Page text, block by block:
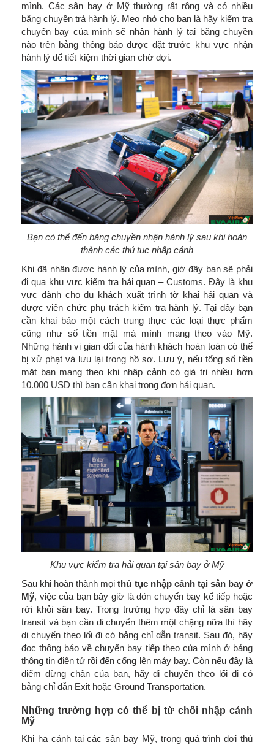
mình. Các sân bay ở Mỹ thường rất rộng và có nhiều
băng chuyền trả hành lý. Mẹo nhỏ cho bạn là hãy kiểm tra
chuyến bay của mình sẽ nhận hành lý tại băng chuyền
nào trên bảng thông báo được đặt trước khu vực nhận
hành lý để tiết kiệm thời gian chờ đợi.
Bạn có thể đến băng chuyền nhận hành lý sau khi hoàn
thành các thủ tục nhập cảnh
Khi đã nhận được hành lý của mình, giờ đây bạn sẽ phải
đi qua khu vực kiểm tra hải quan – Customs. Đây là khu
vực dành cho du khách xuất trình tờ khai hải quan và
được viên chức phụ trách kiểm tra hành lý. Tại đây bạn
cần khai báo một cách trung thực các loại thực phẩm
cũng như số tiền mặt mà mình mang theo vào Mỹ.
Những hành vi gian dối của hành khách hoàn toàn có thể
bị xử phạt và lưu lại trong hồ sơ. Lưu ý, nếu tổng số tiền
mặt bạn mang theo khi nhập cảnh có giá trị nhiều hơn
10.000 USD thì bạn cần khai trong đơn hải quan.
Khu vực kiểm tra hải quan tại sân bay ở Mỹ
Sau khi hoàn thành mọithủ tục nhập cảnh tại sân bay ở
Mỹ, việc của bạn bây giờ là đón chuyến bay kế tiếp hoặc
rời khỏi sân bay. Trong trường hợp đây chỉ là sân bay
transit và bạn cần di chuyển thêm một chặng nữa thì hãy
di chuyển theo lối đi có bảng chỉ dẫn transit. Sau đó, hãy
đọc thông báo về chuyến bay tiếp theo của mình ở bảng
thông tin điện tử rồi đến cổng lên máy bay. Còn nếu đây là
điểm dừng chân của bạn, hãy di chuyển theo lối đi có
bảng chỉ dẫn Exit hoặc Ground Transportation.
Những trường hợp có thể bị từ chối nhập cảnh
Mỹ
Khi hạ cánh tại các sân bay Mỹ, trong quá trình đợi thủ